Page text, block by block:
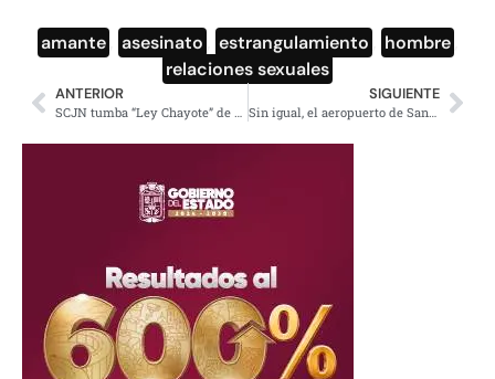
amante asesinato estrangulamiento hombre
relaciones sexuales
ANTERIOR
SCJN tumba “Ley Chayote” de Peña por la discrecionalidad en la contratación de medios
SIGUIENTE
Sin igual, el aeropuerto de Santa Lucía; sorprende en el mundo